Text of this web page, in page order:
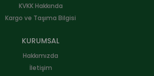
KVKK Hakkında
Kargo ve Taşıma Bilgisi
KURUMSAL
Hakkımızda
İletişim